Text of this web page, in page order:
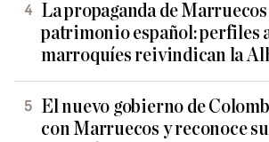
La propaganda de
patrimonio español: perfiles
marroquíes reivindican la
El nuevo gobierno de
con Marruecos y reconoce